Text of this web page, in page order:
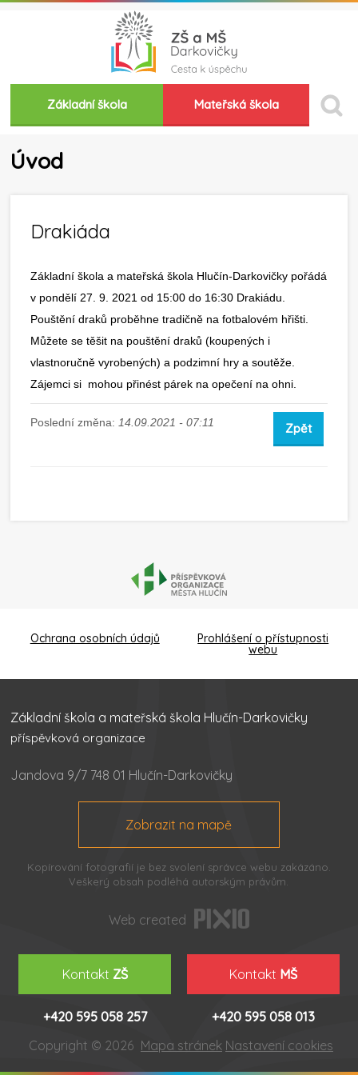
Základní škola Mateřská škola
Úvod
Drakiáda
Základní škola a mateřská škola Hlučín-Darkovičky pořádá
v pondělí 27. 9. 2021 od 15:00 do 16:30 Drakiádu.
Pouštění draků proběhne tradičně na fotbalovém hřišti.
Můžete se těšit na pouštění draků (koupených i
vlastnoručně vyrobených) a podzimní hry a soutěže.
Zájemci si mohou přinést párek na opečení na ohni.
Poslední změna: 14.09.2021 - 07:11 Zpět
Ochrana osobních údajů Prohlášení o přístupnosti
webu
Základní škola a mateřská škola Hlučín-Darkovičky
příspěvková organizace
Jandova 9/7 748 01 Hlučín-Darkovičky
Zobrazit na mapě
Kopírování fotografií je bez svolení správce webu zakázáno.
Veškerý obsah podléhá autorským právům.
Web created
Kontakt ZŠ
+420 595 058 257
Kontakt MŠ
+420 595 058 013
Copyright © 2026 Mapa stránek Nastavení cookies